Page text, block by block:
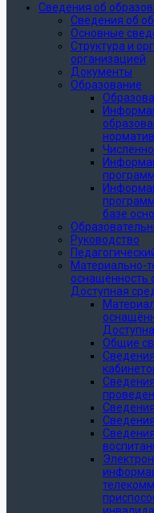
Сведения об
Сведения об
Основные
Структура и
организацией
Документы
Образование
базе
Руководство
Материально-
оснащённость
Доступная
Общие